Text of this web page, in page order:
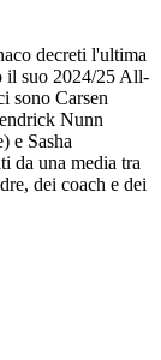
decreti l'ultima
il suo 2024/25 All-
sono Carsen
Nunn
e Sasha
da una media tra
dei coach e dei